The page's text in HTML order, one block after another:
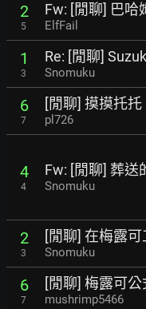
2
5
Fw: [閒聊] 巴哈
ElfFail
1
3
Re: [閒聊]
Snomuku
6
7
[閒聊] 摸摸托托
pl726
4
4
Fw: [閒聊] 葬送
Snomuku
2
3
[閒聊] 在梅露
Snomuku
6
7
[閒聊] 梅露可
mushrimp5466